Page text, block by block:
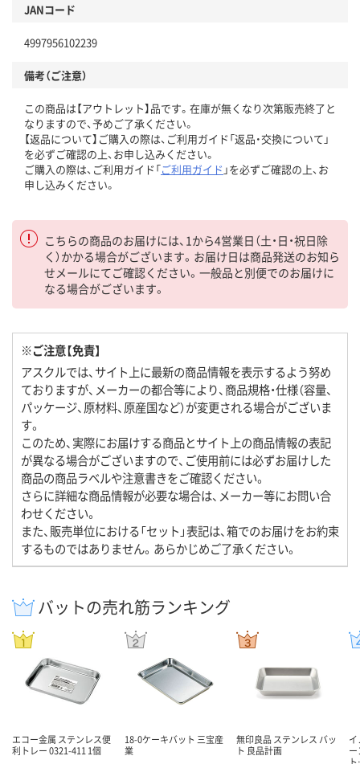
JANコード
4997956102239
備考（ご注意）
この商品は【アウトレット】品です。在庫が無くなり次第販売終了と
なりますので、予めご了承ください。
【返品について】ご購入の際は、ご利用ガイド「返品・交換について」
を必ずご確認の上、お申し込みください。
ご購入の際は、ご利用ガイド「ご利用ガイド 」を必ずご確認の上、お
申し込みください。
こちらの商品のお届けには、1から4営業日（土・日・祝日除
く）かかる場合がございます。お届け日は商品発送のお知ら
せメールにてご確認ください。一般品と別便でのお届けに
なる場合がございます。
※ご注意【免責】
アスクルでは、サイト上に最新の商品情報を表示するよう努め
ておりますが、メーカーの都合等により、商品規格・仕様（容量、
パッケージ、原材料、原産国など）が変更される場合がございま
す。
このため、実際にお届けする商品とサイト上の商品情報の表記
が異なる場合がございますので、ご使用前には必ずお届けした
商品の商品ラベルや注意書きをご確認ください。
さらに詳細な商品情報が必要な場合は、メーカー等にお問い合
わせください。
また、販売単位における「セット」表記は、箱でのお届けをお約束
するものではありません。あらかじめご了承ください。
バットの売れ筋ランキング
エコー金属 ステンレス便
利トレー 0321-411 1個
18-0ケーキバット 三宝産
業
無印良品 ステンレス バッ
ト 良品計画